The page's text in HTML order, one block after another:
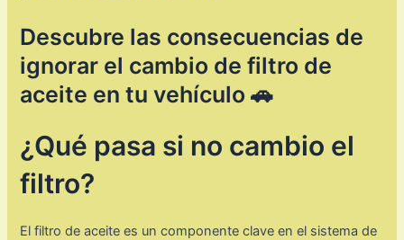
Descubre las consecuencias de
ignorar el cambio de filtro de
aceite en tu vehículo 🚗
¿Qué pasa si no cambio el
filtro?
El filtro de aceite es un componente clave en el sistema de